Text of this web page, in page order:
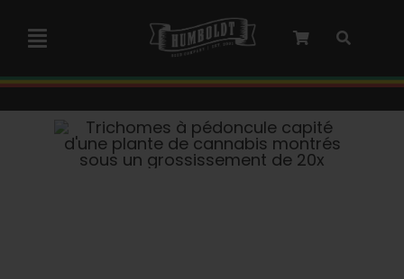
Toggle
Navigation
Collaboration avec Marley
Semences féminisées